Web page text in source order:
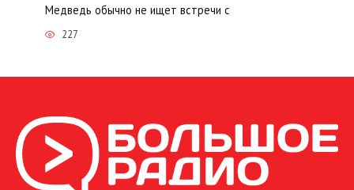
Медведь обычно не ищет встречи с
227